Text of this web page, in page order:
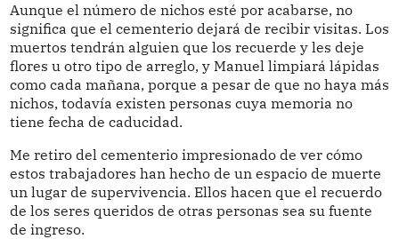
Aunque el número de nichos esté por acabarse, no
significa que el cementerio dejará de recibir visitas. Los
muertos tendrán alguien que los recuerde y les deje
flores u otro tipo de arreglo, y Manuel limpiará lápidas
como cada mañana, porque a pesar de que no haya más
nichos, todavía existen personas cuya memoria no
tiene fecha de caducidad.
Me retiro del cementerio impresionado de ver cómo
estos trabajadores han hecho de un espacio de muerte
un lugar de supervivencia. Ellos hacen que el recuerdo
de los seres queridos de otras personas sea su fuente
de ingreso.